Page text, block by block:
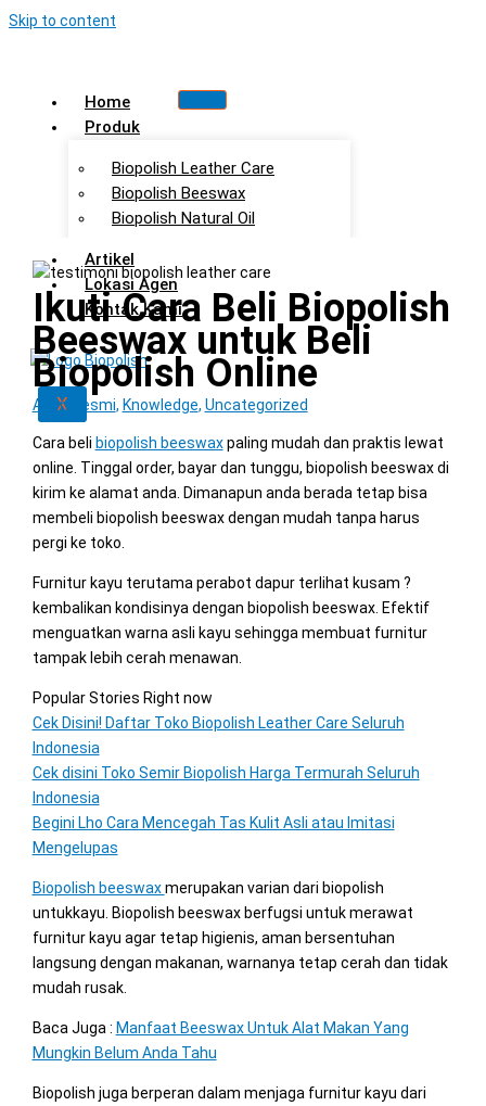
Skip to content
Home
Produk
Biopolish Leather Care
Biopolish Beeswax
Biopolish Natural Oil
Artikel
Lokasi Agen
Kontak Kami
X
Ikuti Cara Beli Biopolish
Beeswax untuk Beli
Biopolish Online
Agen Resmi, Knowledge, Uncategorized
Cara beli biopolish beeswaxpaling mudah dan praktis lewat
online. Tinggal order, bayar dan tunggu, biopolish beeswax di
kirim ke alamat anda. Dimanapun anda berada tetap bisa
membeli biopolish beeswax dengan mudah tanpa harus
pergi ke toko.
Furnitur kayu terutama perabot dapur terlihat kusam ?
kembalikan kondisinya dengan biopolish beeswax. Efektif
menguatkan warna asli kayu sehingga membuat furnitur
tampak lebih cerah menawan.
Popular Stories Right now
Cek Disini! Daftar Toko Biopolish Leather Care Seluruh
Indonesia
Cek disini Toko Semir Biopolish Harga Termurah Seluruh
Indonesia
Begini Lho Cara Mencegah Tas Kulit Asli atau Imitasi
Mengelupas
Biopolish beeswaxmerupakan varian dari biopolish
untukkayu. Biopolish beeswax berfugsi untuk merawat
furnitur kayu agar tetap higienis, aman bersentuhan
langsung dengan makanan, warnanya tetap cerah dan tidak
mudah rusak.
Baca Juga : Manfaat Beeswax Untuk Alat Makan Yang
Mungkin Belum Anda Tahu
Biopolish juga berperan dalam menjaga furnitur kayu dari